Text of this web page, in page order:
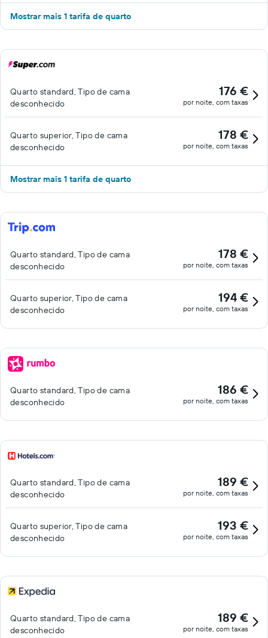
Mostrar mais 1 tarifa de quarto
Quarto standard, Tipo de cama
desconhecido
176 €
por noite, com taxas
Quarto superior, Tipo de cama
desconhecido
178 €
por noite, com taxas
Mostrar mais 1 tarifa de quarto
Quarto standard, Tipo de cama
desconhecido
178 €
por noite, com taxas
Quarto superior, Tipo de cama
desconhecido
194 €
por noite, com taxas
Quarto standard, Tipo de cama
desconhecido
186 €
por noite, com taxas
Quarto standard, Tipo de cama
desconhecido
189 €
por noite, com taxas
Quarto superior, Tipo de cama
desconhecido
193 €
por noite, com taxas
Quarto standard, Tipo de cama
desconhecido
189 €
por noite, com taxas